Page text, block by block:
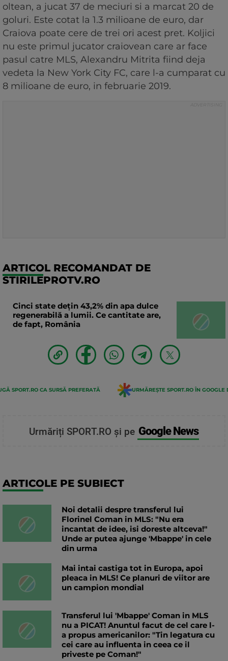
oltean, a jucat 37 de meciuri si a marcat 20 de
goluri. Este cotat la 1.3 milioane de euro, dar
Craiova poate cere de trei ori acest pret. Koljici
nu este primul jucator craiovean care ar face
pasul catre MLS, Alexandru Mitrita fiind deja
vedeta la New York City FC, care l-a cumparat cu
8 milioane de euro, in februarie 2019.
ARTICOL RECOMANDAT DE
STIRILEPROTV.RO
Cinci state dețin 43,2% din apa dulce
regenerabilă a lumii. Ce cantitate are,
de fapt, România
SPORT.RO CA SURSĂ PREFERATĂ URMĂREȘTE SPORT.RO ÎN GOOGLE
Urmăriți SPORT.RO și pe Google News
ARTICOLE PE SUBIECT
Noi detalii despre transferul lui
Florinel Coman in MLS: "Nu era
incantat de idee, isi doreste altceva!"
Unde ar putea ajunge 'Mbappe' in cele
din urma
Mai intai castiga tot in Europa, apoi
pleaca in MLS! Ce planuri de viitor are
un campion mondial
Transferul lui 'Mbappe' Coman in MLS
nu a PICAT! Anuntul facut de cel care l-
a propus americanilor: "Tin legatura cu
cei care au influenta in ceea ce il
priveste pe Coman!"